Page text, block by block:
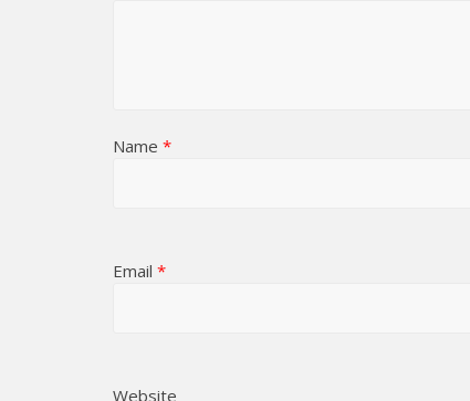
Name *
Email *
Website